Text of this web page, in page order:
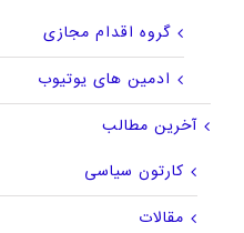
گروه اقدام مجازی
ادمین های یوتیوب
آخرین مطالب
کارتون سیاسی
مقالات